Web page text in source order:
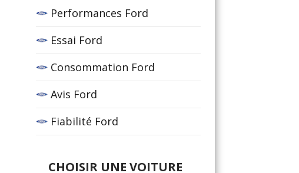
Performances Ford
Essai Ford
Consommation Ford
Avis Ford
Fiabilité Ford
CHOISIR UNE VOITURE